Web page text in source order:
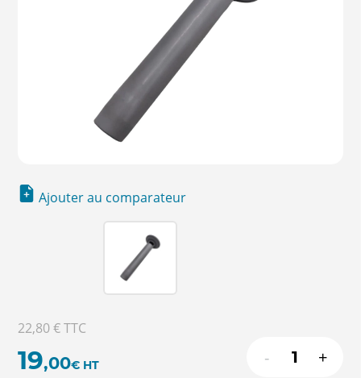
Ajouter au comparateur
22,80 €TTC
19,00€ HT - +